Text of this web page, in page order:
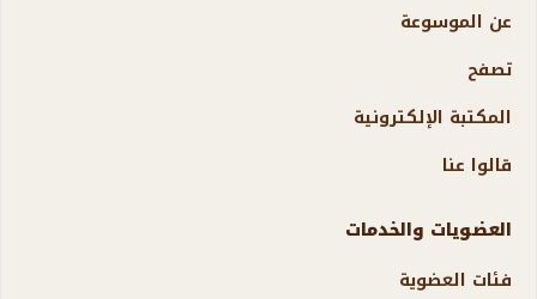
عن الموسوعة
تصفح
المكتبة الإلكترونية
قالوا عنا
العضويات والخدمات
فئات العضوية